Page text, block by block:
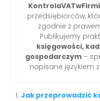
przedsiębiorców,
zgodnie z
Publikujemy
księgowości,
gospodarczym –
napisane językiem
Jak przeprowadzić